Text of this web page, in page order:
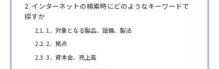
インターネットの検索時にどのようなキーワードで
探すか
1．対象となる製品、設備、製法
2．拠点
3．資本金、売上高